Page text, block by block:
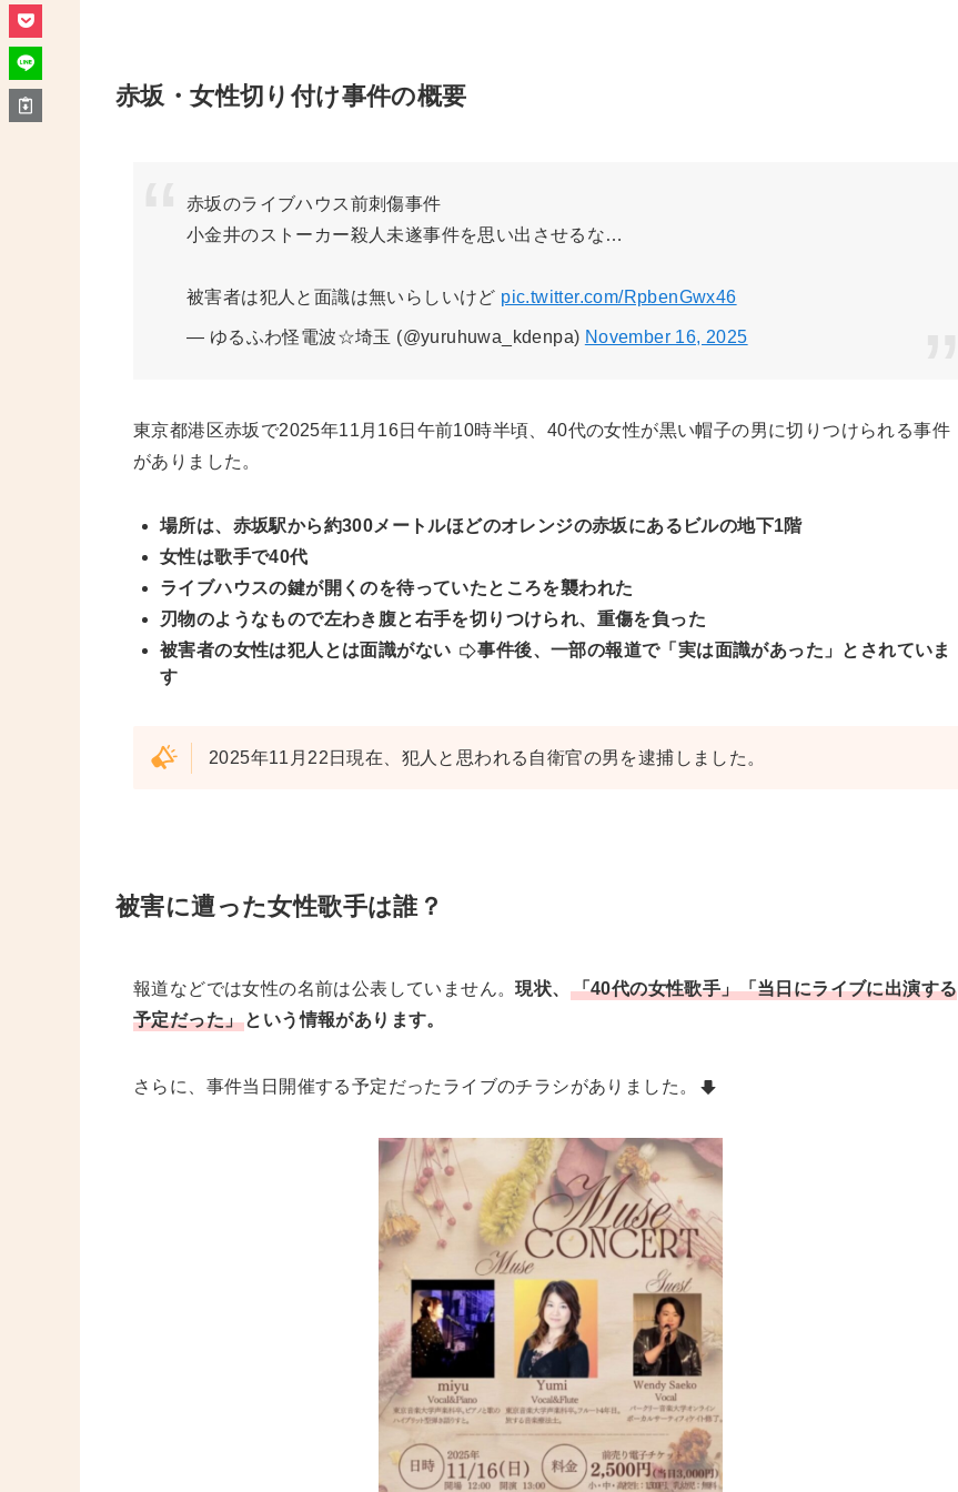
赤坂・女性切り付け事件の概要
赤坂のライブハウス前刺傷事件
小金井のストーカー殺人未遂事件を思い出させるな…
被害者は犯人と面識は無いらしいけど pic.twitter.com/RpbenGwx46
— ゆるふわ怪電波☆埼玉 (@yuruhuwa_kdenpa) November 16, 2025
東京都港区赤坂で2025年11月16日午前10時半頃、40代の女性が黒い帽子の男に切りつけられる事件
がありました。
場所は、赤坂駅から約300メートルほどのオレンジの赤坂にあるビルの地下1階
女性は歌手で40代
ライブハウスの鍵が開くのを待っていたところを襲われた
刃物のようなもので左わき腹と右手を切りつけられ、重傷を負った
被害者の女性は犯人とは面識がない
事件後、一部の報道で「実は面識があった」とされていま
す
2025年11月22日現在、犯人と思われる自衛官の男を逮捕しました。
被害に遭った女性歌手は誰？
報道などでは女性の名前は公表していません。現状、
「40代の女性歌手」「当日にライブに出演する
予定だった」 という情報があります。
さらに、事件当日開催する予定だったライブのチラシがありました。